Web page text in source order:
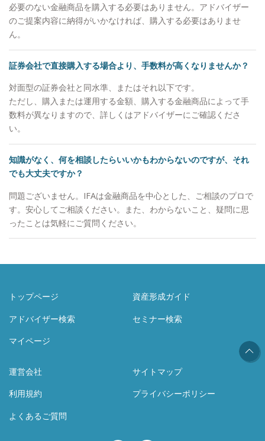
がお客様からの信頼に繋がると思っています。
【自身のマネースタイル】 個別株ですと値動きに
の動きに使ってしまい、もったいないと思っている
ので、基本的に収入のうち余ったお金はETFや他の
阪市 【家族構成】 妻と10歳、8歳の2人の子供がい
ます。 【趣味】 ゴルフ、旅行、お酒が趣味で、最
近は沖縄に行きました。マイル集めにこだわりがあ
お客様にも伝えることがあります。
必要のない金融商品を購入する必要はありません。アドバイザー
のご提案内容に納得がいかなければ、購入する必要はありませ
ん。
証券会社で直接購入する場合より、手数料が高くなりませんか？
対面型の証券会社と同水準、またはそれ以下です。
ただし、購入または運用する金額、購入する金融商品によって手
数料が異なりますので、詳しくはアドバイザーにご確認くださ
い。
知識がなく、何を相談したらいいかもわからないのですが、それ
でも大丈夫ですか？
問題ございません。IFAは金融商品を中心とした、ご相談のプロで
す。安心してご相談ください。また、わからないこと、疑問に思
ったことは気軽にご質問ください。
トップページ
資産形成ガイド
アドバイザー検索
セミナー検索
マイページ
運営会社
サイトマップ
利用規約
プライバシーポリシー
よくあるご質問